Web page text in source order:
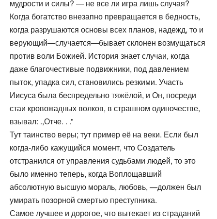
мудрости и силы? — не все ли игра лишь случая?
Когда богатство внезапно превращается в бедность,
когда разрушаются основы всех планов, надежд, то и
верующий—случается—бывает склонен возмущаться
против воли Божией. История знает случаи, когда
даже благочестивые подвижники, под давлением
пыток, упадка сил, становились резкими. Участь
Иисуса была беспредельно тяжёлой, и Он, посреди
стаи кровожадных волков, в страшном одиночестве,
взывал: .,Отче. . .”
Тут таинство веры; тут пример её на веки. Если был
когда-либо кажущийся момент, что Создатель
отстранился от управления судьбами людей, то это
было именно теперь, когда Воплощавший
абсолютную высшую мораль, любовь, —должен был
умирать позорной смертью преступника.
Самое лучшее и дорогое, что вытекает из страданий